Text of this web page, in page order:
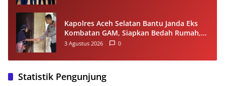
Kapolres Aceh Selatan Bantu Janda Eks
Kombatan GAM, Siapkan Bedah Rumah,
Bantuan Gizi dan Modal Usaha
3 Agustus 2026 0
Statistik Pengunjung